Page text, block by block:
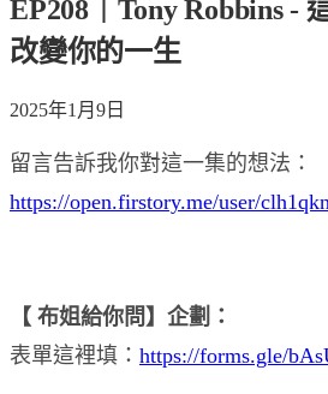
EP208｜Tony Robbins -
改變你的一生
2025年1月9日
留言告訴我你對這一集的想法：
https://open.firstory.me/user/
【 布姐給你問】企劃：
表單這裡填： https://forms.gle/